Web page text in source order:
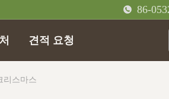
86-
견적 요청
리스마스